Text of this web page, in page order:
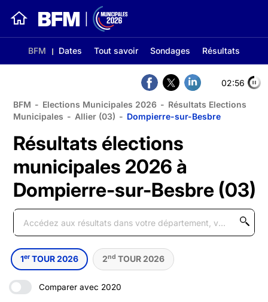
BFM Dates Tout savoir Sondages Résultats
02:56
BFM - Elections Municipales 2026 - Résultats Elections
Municipales - Allier (03) - Dompierre-sur-Besbre
Résultats élections
municipales 2026 à
Dompierre-sur-Besbre (03)
1er TOUR 2026 2nd TOUR 2026
Comparer avec 2020